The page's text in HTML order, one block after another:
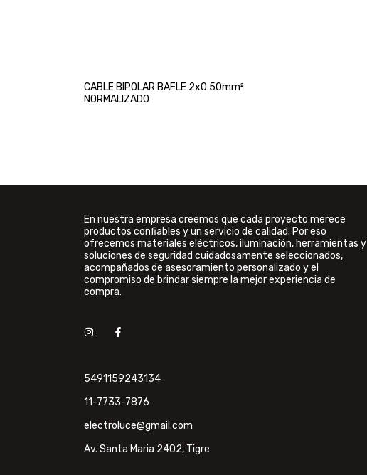
CABLE BIPOLAR BAFLE 2x0.50mm²
NORMALIZADO
En nuestra empresa creemos que cada proyecto merece
productos confiables y un servicio de calidad. Por eso
ofrecemos materiales eléctricos, iluminación, herramientas y
soluciones de seguridad cuidadosamente seleccionados,
acompañados de asesoramiento personalizado y el
compromiso de brindar siempre la mejor experiencia de
compra.
5491159243134
11-7733-7876
electroluce@gmail.com
Av. Santa Maria 2402, Tigre